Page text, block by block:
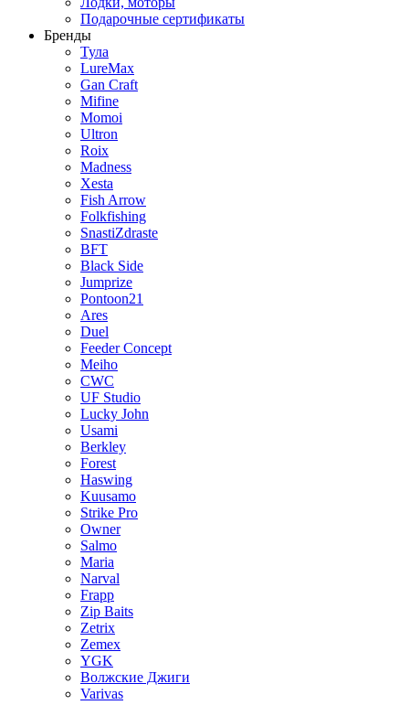
Подарочные сертификаты
Бренды
Тула
LureMax
Gan Craft
Mifine
Momoi
Ultron
Roix
Madness
Xesta
Fish Arrow
Folkfishing
SnastiZdraste
BFT
Black Side
Jumprize
Pontoon21
Ares
Duel
Feeder Concept
Meiho
CWC
UF Studio
Lucky John
Usami
Berkley
Forest
Haswing
Kuusamo
Strike Pro
Owner
Salmo
Maria
Narval
Frapp
Zip Baits
Zetrix
Zemex
YGK
Волжские Джиги
Varivas